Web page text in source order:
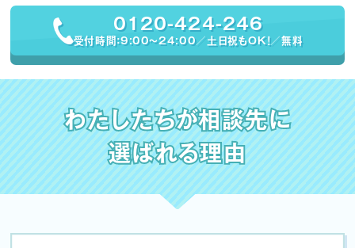
0120-424-246
受付時間：9:00〜24:00／土日祝もOK！／無料
わたしたちが相談先に
選ばれる理由